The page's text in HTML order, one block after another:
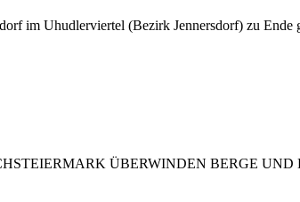
im Uhudlerviertel (Bezirk Jennersdorf) zu Ende
ÜBERWINDEN BERGE UND